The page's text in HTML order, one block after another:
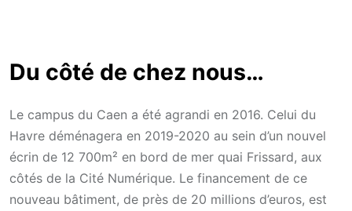
Du côté de chez nous…
Le campus du Caen a été agrandi en 2016. Celui du
Havre déménagera en 2019-2020 au sein d’un nouvel
écrin de 12 700m² en bord de mer quai Frissard, aux
côtés de la Cité Numérique. Le financement de ce
nouveau bâtiment, de près de 20 millions d’euros, est